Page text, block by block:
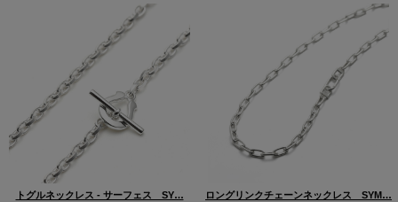
トグルネックレス - サーフェス SY…
ロングリンクチェーンネックレス SYM…